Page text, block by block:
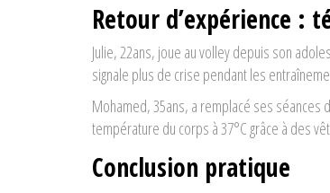
Retour d’expérience :
Julie, 22ans, joue au volley depuis son
signale plus de crise pendant les
Mohamed, 35ans, a remplacé ses séances
température du corps à 37°C grâce à des
Conclusion pratique